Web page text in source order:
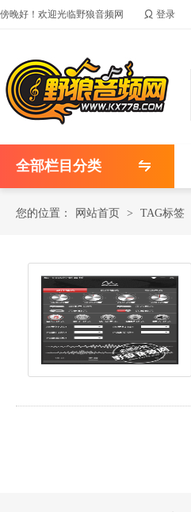
傍晚好！欢迎光临野狼音频网  登录
全部栏目分类
您的位置： 网站首页 > TAG标签